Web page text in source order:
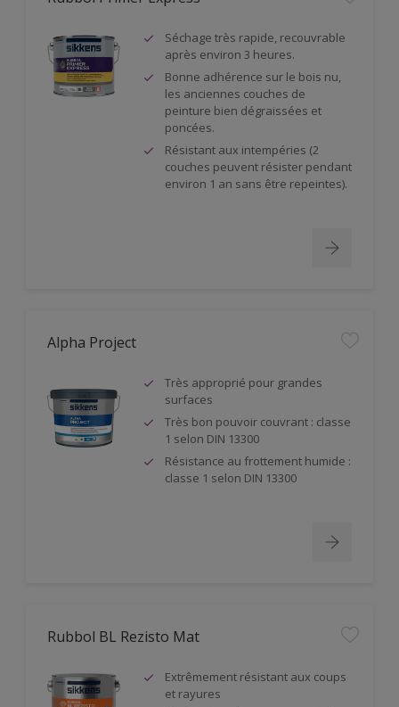
Séchage très rapide, recouvrable
après environ 3 heures.
Bonne adhérence sur le bois nu,
les anciennes couches de
peinture bien dégraissées et
poncées.
Résistant aux intempéries (2
couches peuvent résister pendant
environ 1 an sans être repeintes).
Alpha Project
Très approprié pour grandes
surfaces
Très bon pouvoir couvrant : classe
1 selon DIN 13300
Résistance au frottement humide :
classe 1 selon DIN 13300
Rubbol BL Rezisto Mat
Extrêmement résistant aux coups
et rayures